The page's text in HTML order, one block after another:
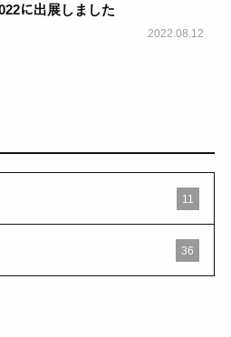
に出展しました
2022.08.12
11
36